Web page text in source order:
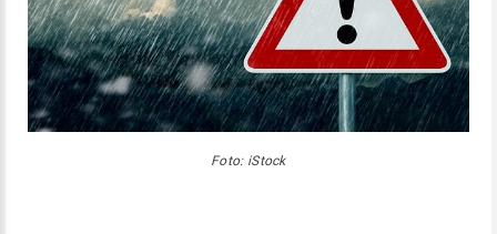
Foto: iStock